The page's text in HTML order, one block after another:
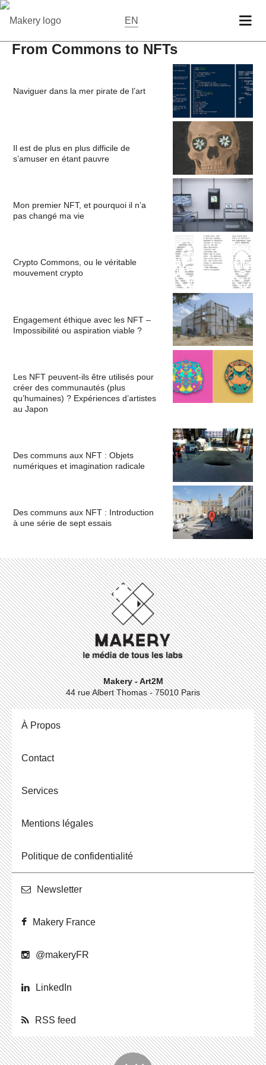
EN
From Commons to NFTs
Naviguer dans la mer pirate de l’art
Il est de plus en plus difficile de
s’amuser en étant pauvre
Mon premier NFT, et pourquoi il n’a
pas changé ma vie
Crypto Commons, ou le véritable
mouvement crypto
Engagement éthique avec les NFT –
Impossibilité ou aspiration viable ?
Les NFT peuvent-ils être utilisés pour
créer des communautés (plus
qu’humaines) ? Expériences d’artistes
au Japon
Des communs aux NFT : Objets
numériques et imagination radicale
Des communs aux NFT : Introduction
à une série de sept essais
Makery - Art2M
44 rue Albert Thomas - 75010 Paris
À Propos
Contact
Ser­vices
Men­tions légales
Po­li­tique de confidentialité
News­let­ter
Makery France
@ma­ke­ryFR
Lin­ke­dIn
RSS feed